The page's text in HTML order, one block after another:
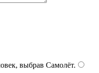
выбрав Самолёт.